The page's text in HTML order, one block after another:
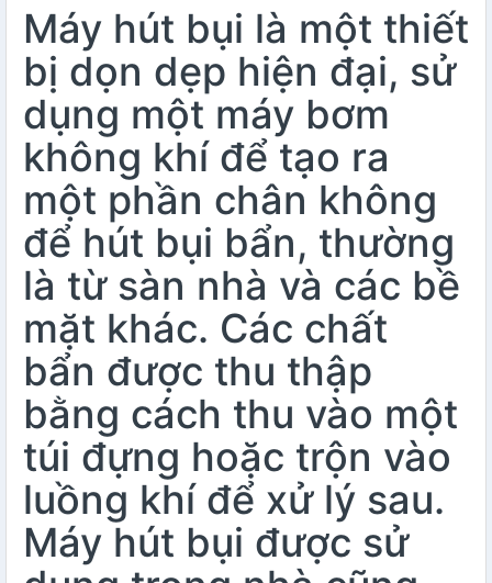
Máy hút bụi là một thiết
bị dọn dẹp hiện đại, sử
dụng một máy bơm
không khí để tạo ra
một phần chân không
để hút bụi bẩn, thường
là từ sàn nhà và các bề
mặt khác. Các chất
bẩn được thu thập
bằng cách thu vào một
túi đựng hoặc trộn vào
luồng khí để xử lý sau.
Máy hút bụi được sử